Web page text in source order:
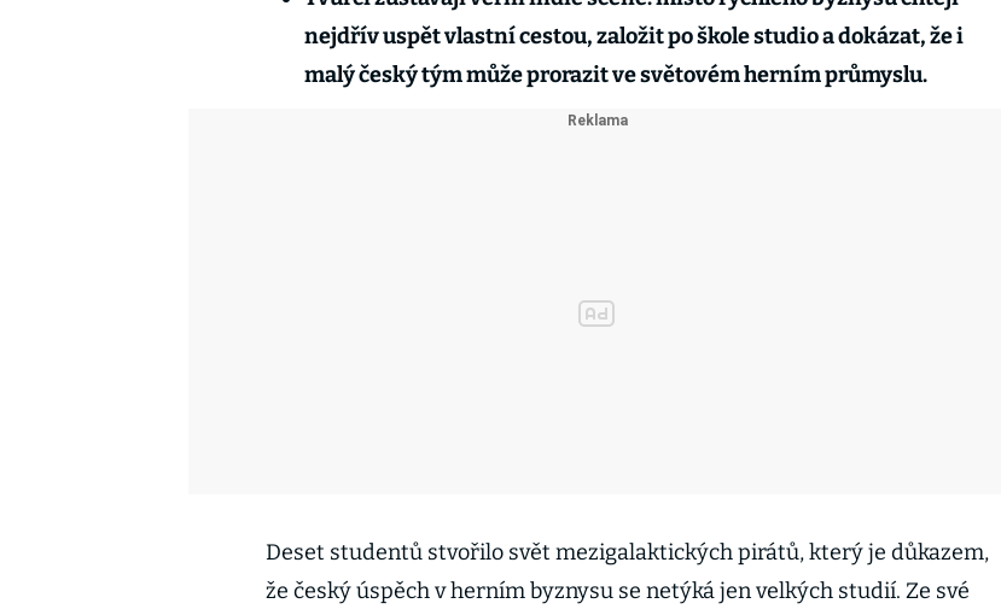
nejdřív uspět vlastní cestou, založit po škole studio a dokázat, že i
malý český tým může prorazit ve světovém herním průmyslu.
Deset studentů stvořilo svět mezigalaktických pirátů, který je důkazem,
že český úspěch v herním byznysu se netýká jen velkých studií. Ze své